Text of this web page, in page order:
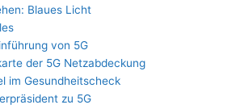
Blaues Licht
von 5G
der 5G Netzabdeckung
im Gesundheitscheck
zu 5G